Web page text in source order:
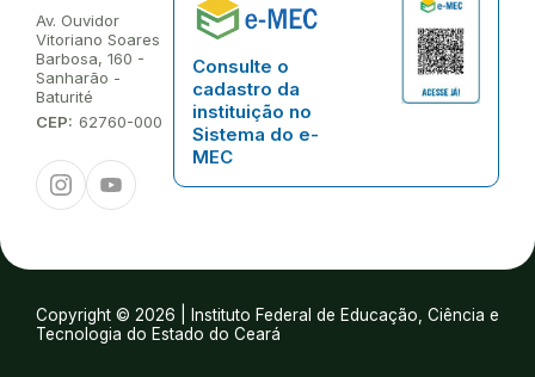
Endereço:
Av. Ouvidor
Vitoriano Soares
Barbosa, 160 -
Sanharão -
Baturité
CEP: 62760-000
InstagramYoutube
Consulte o
cadastro da
instituição no
Sistema do e-
MEC
Copyright © 2026 | Instituto Federal de Educação, Ciência e
Tecnologia do Estado do Ceará